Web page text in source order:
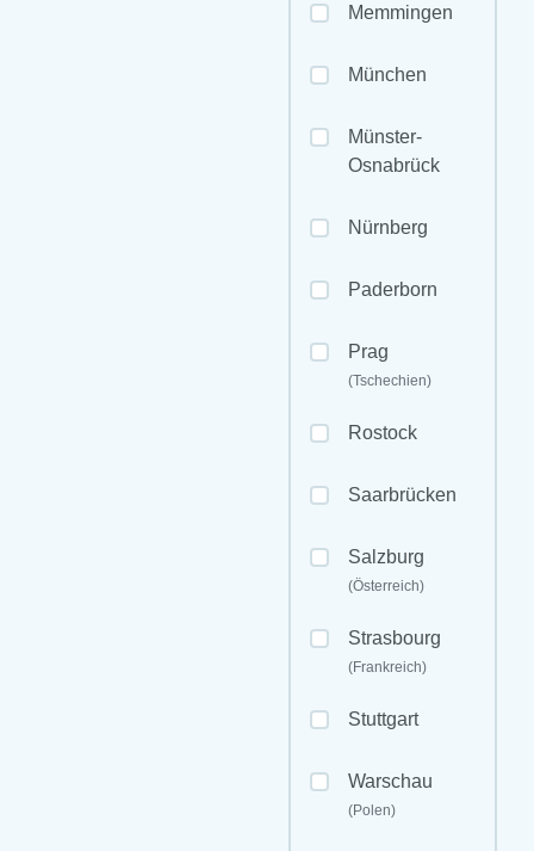
Memmingen
München
Münster-
Osnabrück
Nürnberg
Paderborn
Prag
(Tschechien)
Rostock
Saarbrücken
Salzburg
(Österreich)
Strasbourg
(Frankreich)
Stuttgart
Warschau
(Polen)